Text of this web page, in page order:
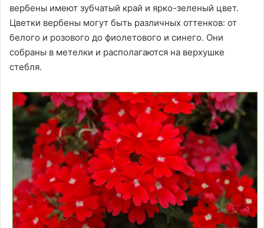
вербены имеют зубчатый край и ярко-зеленый цвет.
Цветки вербены могут быть различных оттенков: от
белого и розового до фиолетового и синего. Они
собраны в метелки и располагаются на верхушке
стебля.